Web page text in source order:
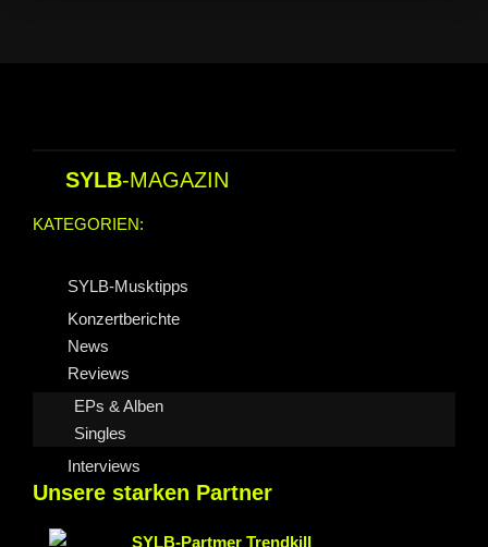
SYLB-MAGAZIN
KATEGORIEN:
SYLB-Musktipps
Konzertberichte
News
Reviews
EPs & Alben
Singles
Interviews
Unsere starken Partner